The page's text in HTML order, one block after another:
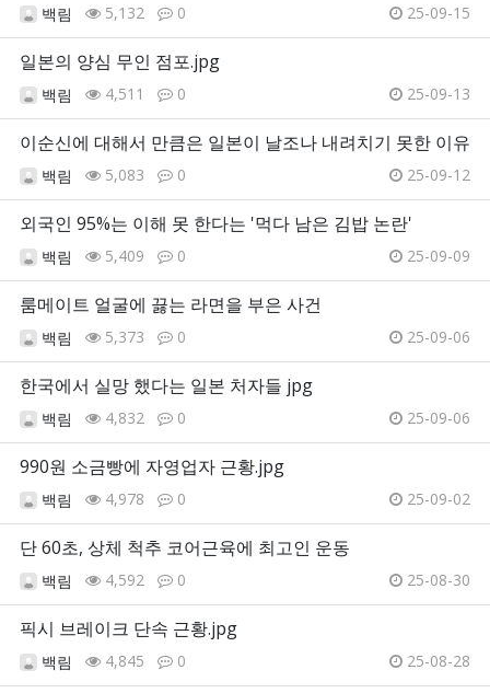
백림 5,132 0 25-09-15
일본의 양심 무인 점포.jpg
백림 4,511 0 25-09-13
이순신에 대해서 만큼은 일본이 날조나 내려치기 못한 이유
백림 5,083 0 25-09-12
외국인 95%는 이해 못 한다는 '먹다 남은 김밥 논란'
백림 5,409 0 25-09-09
룸메이트 얼굴에 끓는 라면을 부은 사건
백림 5,373 0 25-09-06
한국에서 실망 했다는 일본 처자들 jpg
백림 4,832 0 25-09-06
990원 소금빵에 자영업자 근황.jpg
백림 4,978 0 25-09-02
단 60초, 상체 척추 코어근육에 최고인 운동
백림 4,592 0 25-08-30
픽시 브레이크 단속 근황.jpg
백림 4,845 0 25-08-28